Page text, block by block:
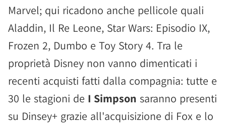
Marvel; qui ricadono anche pellicole quali
Aladdin, Il Re Leone, Star Wars: Episodio IX,
Frozen 2, Dumbo e Toy Story 4. Tra le
proprietà Disney non vanno dimenticati i
recenti acquisti fatti dalla compagnia: tutte e
30 le stagioni de I Simpson saranno presenti
su Dinsey+ grazie all'acquisizione di Fox e lo